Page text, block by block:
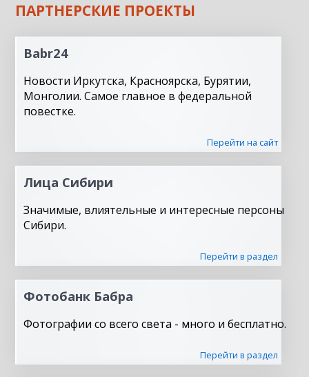
ПАРТНЕРСКИЕ ПРОЕКТЫ
Babr24
Новости Иркутска, Красноярска, Бурятии,
Монголии. Самое главное в федеральной
повестке.
Перейти на сайт
Лица Сибири
Значимые, влиятельные и интересные персоны
Сибири.
Перейти в раздел
Фотобанк Бабра
Фотографии со всего света - много и бесплатно.
Перейти в раздел